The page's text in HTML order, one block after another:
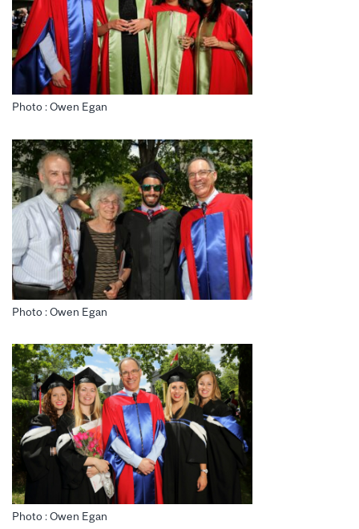
Photo : Owen Egan
Photo : Owen Egan
Photo : Owen Egan